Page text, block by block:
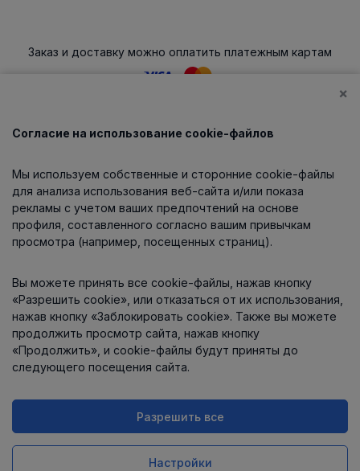
Заказ и доставку можно оплатить платежным картам
Каталог
О компании
Информация
Контакты
Интернет-магазин работает
×
Согласие на использование cookie-файлов
Мы используем собственные и сторонние cookie-файлы
для анализа использования веб-сайта и/или показа
рекламы с учетом ваших предпочтений на основе
профиля, составленного согласно вашим привычкам
просмотра (например, посещенных страниц).
Вы можете принять все cookie-файлы, нажав кнопку
«Разрешить cookie», или отказаться от их использования,
нажав кнопку «Заблокировать cookie». Также вы можете
продолжить просмотр сайта, нажав кнопку
«Продолжить», и cookie-файлы будут приняты до
следующего посещения сайта.
Разрешить все
Настройки